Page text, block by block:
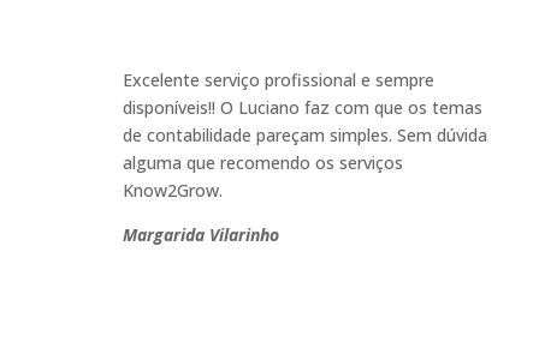
Excelente serviço profissional e sempre
disponíveis!! O Luciano faz com que os temas
de contabilidade pareçam simples. Sem dúvida
alguma que recomendo os serviços
Know2Grow.
Margarida Vilarinho